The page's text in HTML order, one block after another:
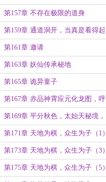
第157章 不存在极限的道身
第159章 通道洞开，当真是看得起
陆某
第161章 邀请
第163章 妖仙传承秘地
第165章 诡异童子
第167章 赤品神霄应元化龙图，呼
风唤雨
第169章 平分秋色，太始天秘境，
一万三千小世界（5k大章）
第171章 天地为棋，众生为子（1）
第173章 天地为棋，众生为子（3）
第175章 天地为棋，众生为子（5）